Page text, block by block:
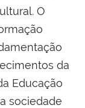
O
da
Educação
sociedade